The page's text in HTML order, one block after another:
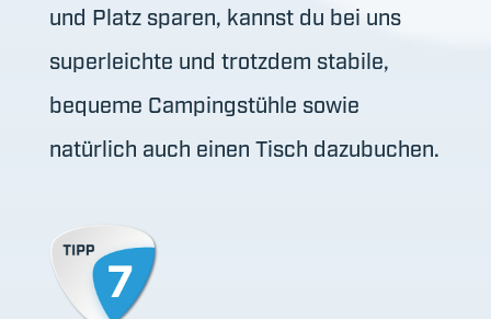
und Platz sparen, kannst du bei uns
superleichte und trotzdem stabile,
bequeme Campingstühle sowie
natürlich auch einen Tisch dazubuchen.